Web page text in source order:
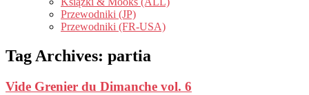
Przewodniki (JP)
Przewodniki (FR-USA)
Tag Archives: partia
Vide Grenier du Dimanche vol. 6